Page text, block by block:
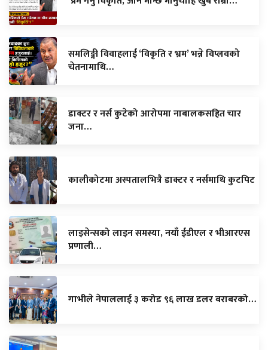
समलिङ्गी विवाहलाई ‘विकृति र भ्रम’ भन्ने विप्लवको
चेतनामाथि…
डाक्टर र नर्स कुटेको आरोपमा नाबालकसहित चार
जना…
कालीकोटमा अस्पतालभित्रै डाक्टर र नर्समाथि कुटपिट
लाइसेन्सको लाइन समस्या, नयाँ ईडीएल र भीआरएस
प्रणाली…
गाभीले नेपाललाई ३ करोड ९६ लाख डलर बराबरको…